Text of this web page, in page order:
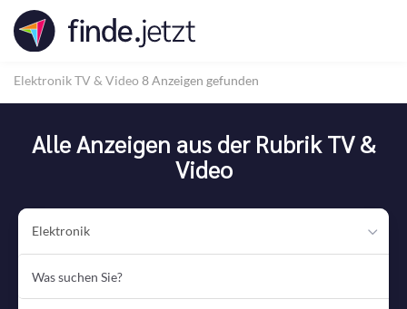
Accessibility
Modus
aktivieren
Navigation
ElektronikTV & Video 8 Anzeigen gefunden
Alle Anzeigen aus der Rubrik TV &
Video
Elektronik
suchen
Sie?